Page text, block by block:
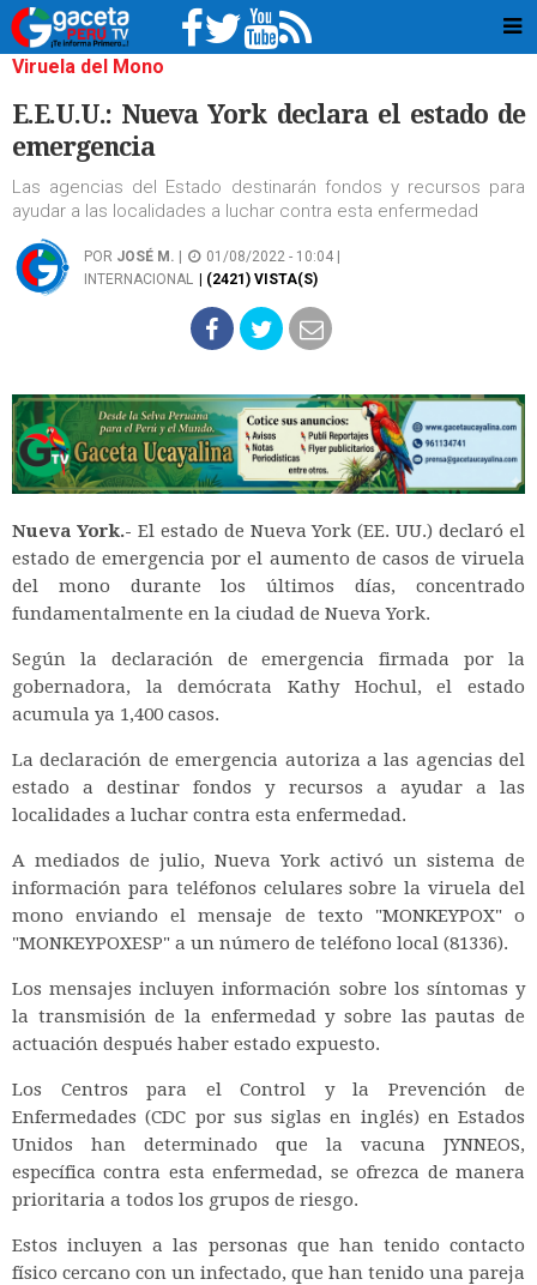
Viruela del Mono
E.E.U.U.: Nueva York declara el estado de
emergencia
Las agencias del Estado destinarán fondos y recursos para
ayudar a las localidades a luchar contra esta enfermedad
POR JOSÉ M.
01/08/2022 - 10:04 |
INTERNACIONAL
| (2421) VISTA(S)
Nueva York.- El estado de Nueva York (EE. UU.) declaró el
estado de emergencia por el aumento de casos de viruela
del mono durante los últimos días, concentrado
fundamentalmente en la ciudad de Nueva York.
Según la declaración de emergencia firmada por la
gobernadora, la demócrata Kathy Hochul, el estado
acumula ya 1,400 casos.
La declaración de emergencia autoriza a las agencias del
estado a destinar fondos y recursos a ayudar a las
localidades a luchar contra esta enfermedad.
A mediados de julio, Nueva York activó un sistema de
información para teléfonos celulares sobre la viruela del
mono enviando el mensaje de texto "MONKEYPOX" o
"MONKEYPOXESP" a un número de teléfono local (81336).
Los mensajes incluyen información sobre los síntomas y
la transmisión de la enfermedad y sobre las pautas de
actuación después haber estado expuesto.
Los Centros para el Control y la Prevención de
Enfermedades (CDC por sus siglas en inglés) en Estados
Unidos han determinado que la vacuna JYNNEOS,
específica contra esta enfermedad, se ofrezca de manera
prioritaria a todos los grupos de riesgo.
Estos incluyen a las personas que han tenido contacto
físico cercano con un infectado, que han tenido una pareja